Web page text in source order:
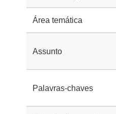
Área temática
Assunto
Palavras-chaves